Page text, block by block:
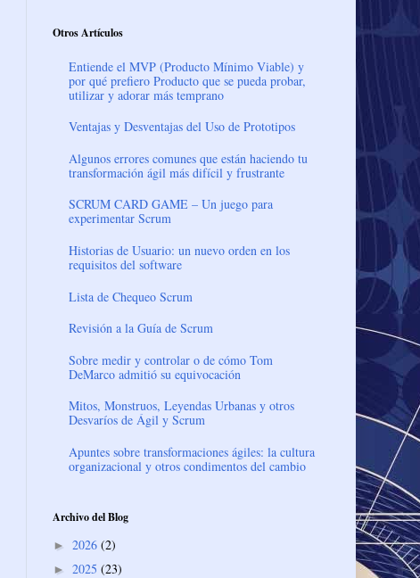
Otros Artículos
Entiende el MVP (Producto Mínimo Viable) y
por qué prefiero Producto que se pueda probar,
utilizar y adorar más temprano
Ventajas y Desventajas del Uso de Prototipos
Algunos errores comunes que están haciendo tu
transformación ágil más difícil y frustrante
SCRUM CARD GAME – Un juego para
experimentar Scrum
Historias de Usuario: un nuevo orden en los
requisitos del software
Lista de Chequeo Scrum
Revisión a la Guía de Scrum
Sobre medir y controlar o de cómo Tom
DeMarco admitió su equivocación
Mitos, Monstruos, Leyendas Urbanas y otros
Desvaríos de Ágil y Scrum
Apuntes sobre transformaciones ágiles: la cultura
organizacional y otros condimentos del cambio
Archivo del Blog
► 2026 (2)
► 2025 (23)